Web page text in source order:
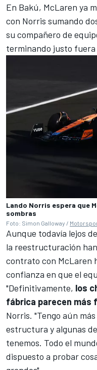
En Bakú, McLaren ya
con Norris sumando
su compañero de
terminando justo fuera
Lando Norris espera que
sombras
Foto: Simon Galloway /
Aunque todavía lejos
la reestructuración
contrato con McLaren
confianza en que el
"Definitivamente, los
fábrica parecen más
Norris. "Tengo aún
estructura y algunas
tenemos. Todo el
dispuesto a probar